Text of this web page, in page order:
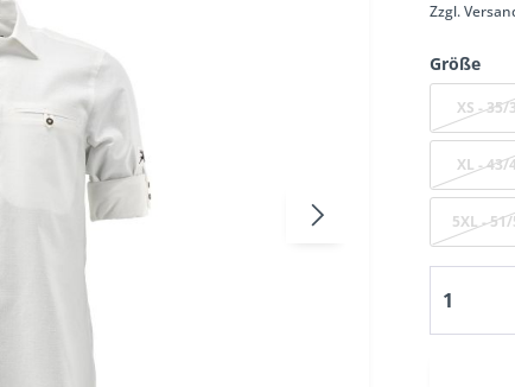
Zzgl.
Größe
XS - 35/
XL - 43/
5XL -